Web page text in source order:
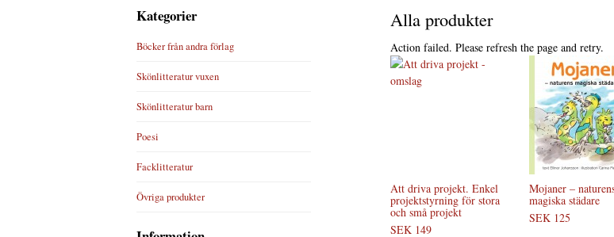
Alla produkter
Action failed. Please refresh the page and retry.
Att driva projekt. Enkel
projektstyrning för stora
och små projekt
SEK 149
Mojaner –
magiska städare
SEK 125
Kategorier
Böcker från andra förlag
Skönlitteratur vuxen
Skönlitteratur barn
Poesi
Facklitteratur
Övriga produkter